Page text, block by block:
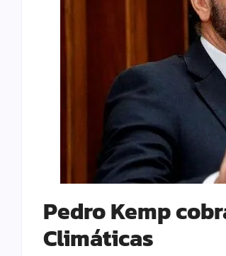
Pedro Kemp
Climáticas